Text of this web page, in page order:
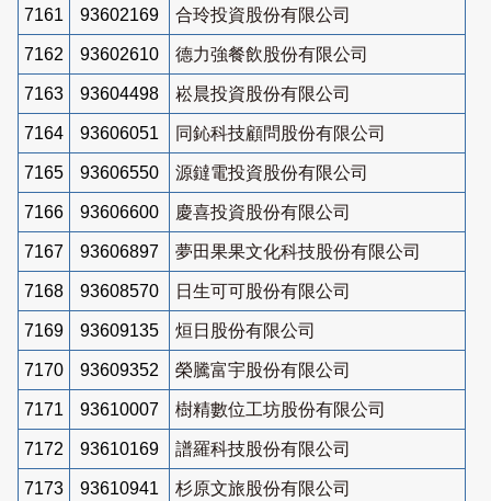
7161 93602169 合玲投資股份有限公司
7162 93602610 德力強餐飲股份有限公司
7163 93604498 崧晨投資股份有限公司
7164 93606051 同鈊科技顧問股份有限公司
7165 93606550 源鐽電投資股份有限公司
7166 93606600 慶喜投資股份有限公司
7167 93606897 夢田果果文化科技股份有限公司
7168 93608570 日生可可股份有限公司
7169 93609135 烜日股份有限公司
7170 93609352 榮騰富宇股份有限公司
7171 93610007 樹精數位工坊股份有限公司
7172 93610169 譜羅科技股份有限公司
7173 93610941 杉原文旅股份有限公司